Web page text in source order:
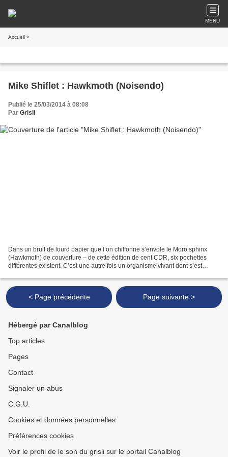
MENU
Accueil »
Mike Shiflet : Hawkmoth (Noisendo)
Publié le 25/03/2014 à 08:08
Par Grisli
Dans un bruit de lourd papier que l’on chiffonne s’envole le Moro sphinx
(Hawkmoth) de couverture – de cette édition de cent CDR, six pochettes
différentes existent. C’est une autre fois un organisme vivant dont s’est
< Page précédente Page suivante >
Hébergé par Canalblog
Top articles
Pages
Contact
Signaler un abus
C.G.U.
Cookies et données personnelles
Préférences cookies
Voir le profil de le son du grisli sur le portail Canalblog